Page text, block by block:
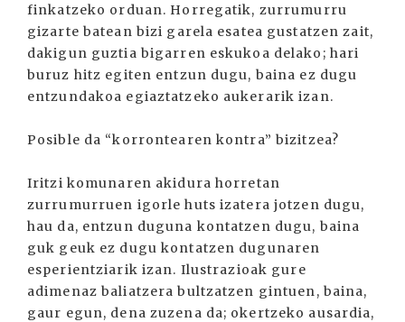
finkatzeko orduan. Horregatik, zurrumurru
gizarte batean bizi garela esatea gustatzen zait,
dakigun guztia bigarren eskukoa delako; hari
buruz hitz egiten entzun dugu, baina ez dugu
entzundakoa egiaztatzeko aukerarik izan.
Posible da “korrontearen kontra” bizitzea?
Iritzi komunaren akidura horretan
zurrumurruen igorle huts izatera jotzen dugu,
hau da, entzun duguna kontatzen dugu, baina
guk geuk ez dugu kontatzen dugunaren
esperientziarik izan. Ilustrazioak gure
adimenaz baliatzera bultzatzen gintuen, baina,
gaur egun, dena zuzena da; okertzeko ausardia,